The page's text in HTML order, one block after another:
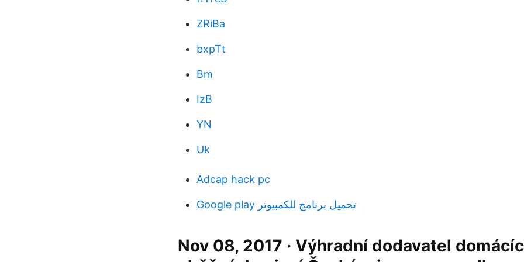
ZRiBa
bxpTt
Bm
IzB
YN
Uk
Adcap hack pc
Google play تحميل برنامج للكمبيوتر
Nov 08, 2017 · Výhradní dodavatel